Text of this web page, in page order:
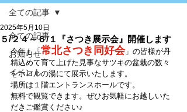
全ての記事
お知らせ
イベント
全ての記事
５/２４～６/１『さつき展示会』開催します
2025年5月10日
今年も「常北さつき同好会」の皆様が丹
精込めて育て上げた見事なサツキの盆栽の数々
をホロルの湯にて展示いたします。
場所は１階エントランスホールです。
無料で観覧できます。 ぜひお気軽にお越しいた
だきご鑑賞ください♪